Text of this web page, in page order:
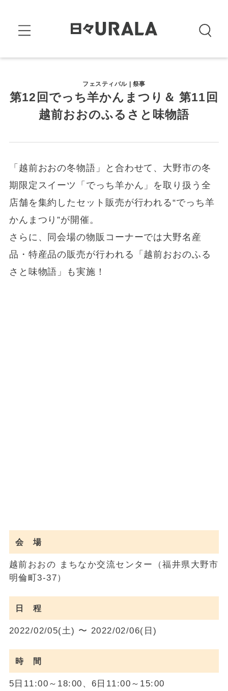
フェスティバル | 祭事
第12回でっち羊かんまつり＆ 第11回
越前おおのふるさと味物語
「越前おおの冬物語」と合わせて、大野市の冬
期限定スイーツ「でっち羊かん」を取り扱う全
店舗を集約したセット販売が行われる“でっち羊
かんまつり”が開催。
さらに、同会場の物販コーナーでは大野名産
品・特産品の販売が行われる「越前おおのふる
さと味物語」も実施！
会 場
越前おおの まちなか交流センター（福井県大野市
明倫町3-37）
日 程
2022/02/05(土) 〜 2022/02/06(日)
時 間
5日11:00～18:00、6日11:00～15:00